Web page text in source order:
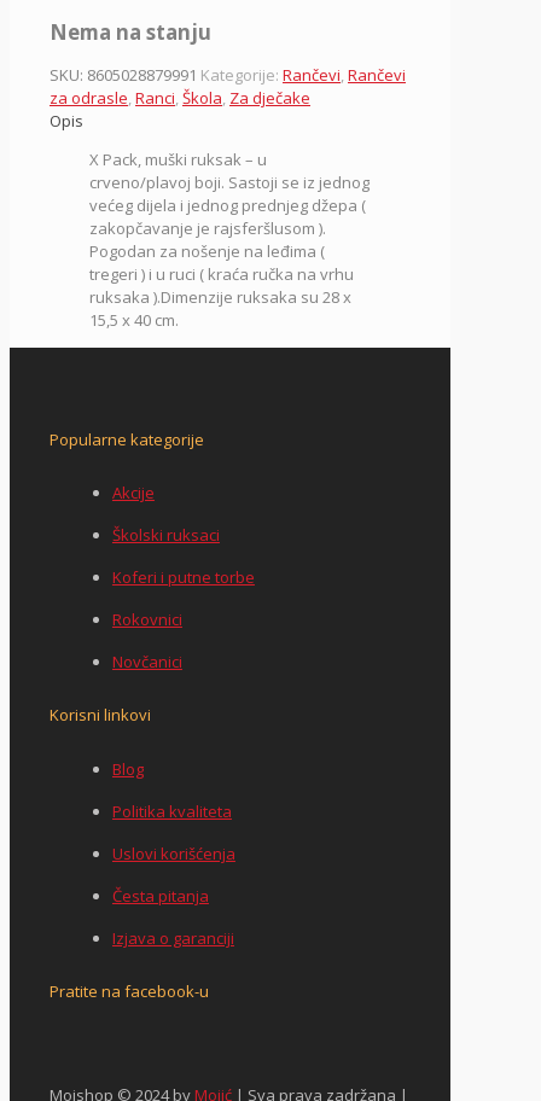
Nema na stanju
SKU: 8605028879991 Kategorije: Rančevi,Rančevi
za odrasle,Ranci,Škola, Za dječake
Opis
X Pack, muški ruksak – u
crveno/plavoj boji. Sastoji se iz jednog
većeg dijela i jednog prednjeg džepa (
zakopčavanje je rajsferšlusom ).
Pogodan za nošenje na leđima (
tregeri ) i u ruci ( kraća ručka na vrhu
ruksaka ).Dimenzije ruksaka su 28 x
15,5 x 40 cm.
Popularne kategorije
Akcije
Školski ruksaci
Koferi i putne torbe
Rokovnici
Novčanici
Korisni linkovi
Blog
Politika kvaliteta
Uslovi korišćenja
Česta pitanja
Izjava o garanciji
Pratite na facebook-u
Mojshop © 2024 byMojić | Sva prava zadržana |